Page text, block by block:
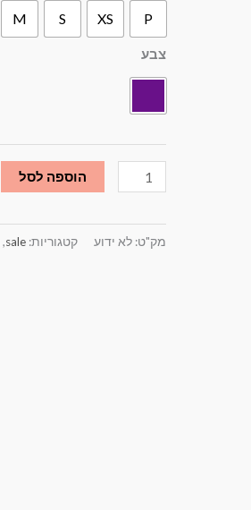
P
XS
S
M
צבע
סרפן
הוספה לסל
מק"ט: לא ידוע קטגוריות: sale
,